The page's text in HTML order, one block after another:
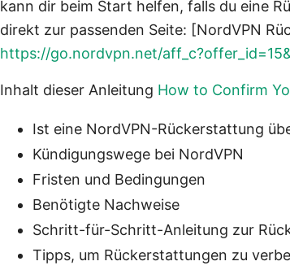
kann dir beim Start helfen, falls du eine
direkt zur passenden Seite: [NordVPN
https://go.nordvpn.net/
Inhalt dieser Anleitung How to Confirm
Ist eine NordVPN-Rückerstattung
Kündigungswege bei NordVPN
Fristen und Bedingungen
Benötigte Nachweise
Schritt-für-Schritt-Anleitung zur
Tipps, um Rückerstattungen zu